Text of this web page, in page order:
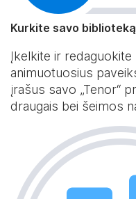
Kurkite savo biblioteką
Įkelkite ir
animuotuosius
įrašus savo „Tenor“
draugais bei šeimos